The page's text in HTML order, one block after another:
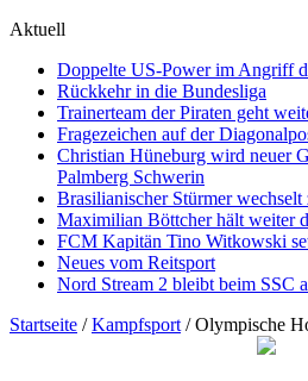
Aktuell
Doppelte US-Power im Angriff
Rückkehr in die Bundesliga
Trainerteam der Piraten geht
Fragezeichen auf der
Christian Hüneburg wird neuer
Palmberg Schwerin
Brasilianischer Stürmer
Maximilian Böttcher hält weiter
FCM Kapitän Tino Witkowski
Neues vom Reitsport
Nord Stream 2 bleibt beim SSC
Startseite / Kampfsport / Olympische